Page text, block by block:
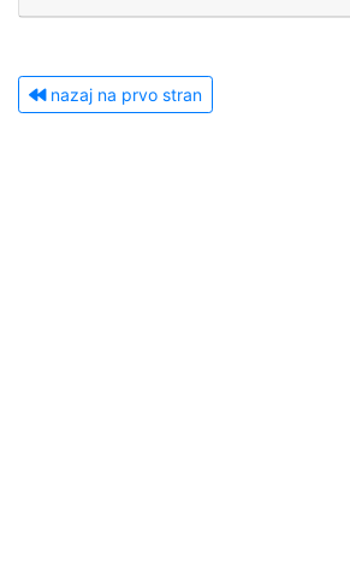
nazaj na prvo stran